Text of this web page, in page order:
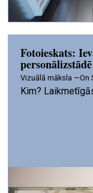
Fotoieskats:
vizuālā māksla —On
Kim?